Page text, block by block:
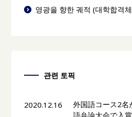
영광을 향한 궤적 (대학합격
관련 토픽
2020.12.16
外国語コース2名
語弁論大会で入賞